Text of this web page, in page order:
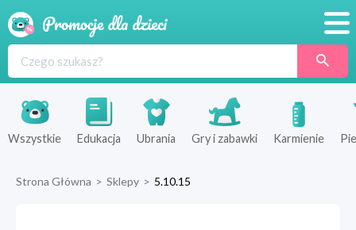
Produkty
Sklepy
Wszystkie Edukacja Ubrania Gry i zabawki Karmienie
Strona Główna > Sklepy > 5.10.15